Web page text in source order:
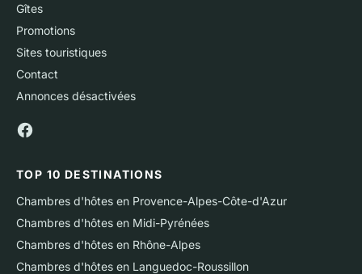
Gîtes
Promotions
Sites touristiques
Contact
Annonces désactivées
TOP 10 DESTINATIONS
Chambres d'hôtes en Provence-Alpes-Côte-d'Azur
Chambres d'hôtes en Midi-Pyrénées
Chambres d'hôtes en Rhône-Alpes
Chambres d'hôtes en Languedoc-Roussillon